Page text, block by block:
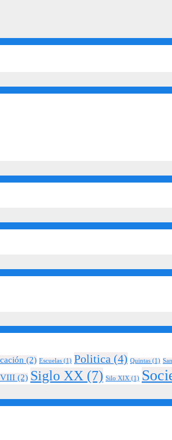
(2) Escuelas (1) Politica (4) Quintas (1)
(2) Siglo XX (7) Silo XIX (1)